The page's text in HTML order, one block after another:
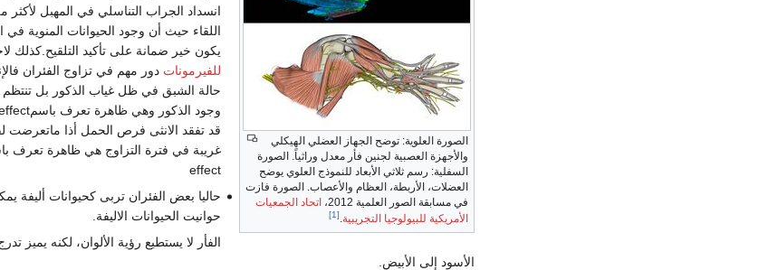
الصورة العلوية: توضح الجهاز العضلي الهيكلي
والأجهزة العصبية لجنين فأر معدل وراثياً. الصورة
السفلية: رسم ثلاثي الأبعاد للنموذج العلوي يوضح
العضلات، الأربطة، العظام والأعصاب. الصورة فازت
في مسابقة الصور العلمية 2012،
اتحاد الجمعيات
الأمريكية للبيولوجيا التجريبية.
[1]
اللقاء حيث أن وجود الحيوانات المنوية في
يكون خير ضمانة على تأكيد التلقيح.كذلك
للفيرمونات دور مهم في تزاوج الفئران
حالة الشبق في ظل غياب الذكور بل
قد تفقد الانثى فرص الحمل أذا ماتعرضت
effect
حاليا بعض الفئران تربى كحيوانات أليفة
حوانيت الحيوانات الاليفة.
الفأر لا يستطيع رؤية الألوان، لكنه يميز
الأسود إلى الأبيض.